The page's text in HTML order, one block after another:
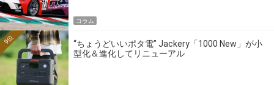
コラム
“ちょうどいいポタ電” Jackery「1000 New」が小
型化＆進化してリニューアル
9位